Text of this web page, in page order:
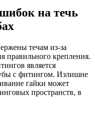
на течь
течам из-за
правильного крепления.
является
с фитингом. Излишне
гайки может
пространств, в